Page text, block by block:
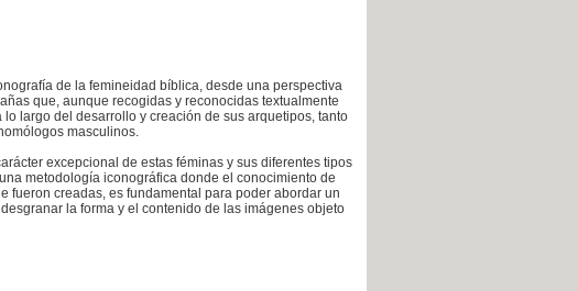
de la femineidad bíblica, desde una perspectiva
que, aunque recogidas y reconocidas textualmente
largo del desarrollo y creación de sus arquetipos, tanto
masculinos.
excepcional de estas féminas y sus diferentes tipos
metodología iconográfica donde el conocimiento de
fueron creadas, es fundamental para poder abordar un
la forma y el contenido de las imágenes objeto